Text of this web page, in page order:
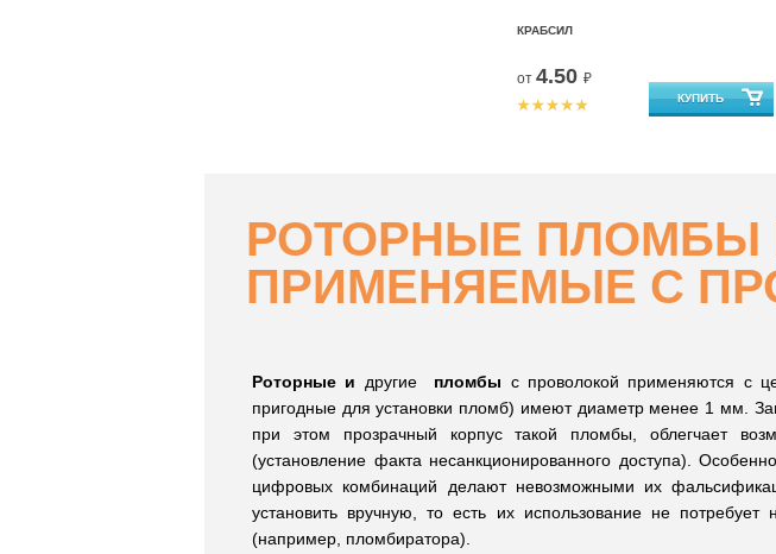
КРАБСИЛ
от 4.50 ₽
РОТОРНЫЕ
ПРИМЕНЯЕМЫЕ С
Роторные и другие пломбы с проволокой применяются с
пригодные для установки пломб) имеют диаметр менее 1 мм.
при этом прозрачный корпус такой пломбы, облегчает
(установление факта несанкционированного доступа).
цифровых комбинаций делают невозможными их
установить вручную, то есть их использование не
(например, пломбиратора).